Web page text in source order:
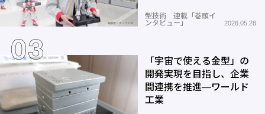
型技術 連載「巻頭イ
ンタビュー」
2026.05.28
「宇宙で使える金型」の
開発実現を目指し、企業
間連携を推進―ワールド
工業